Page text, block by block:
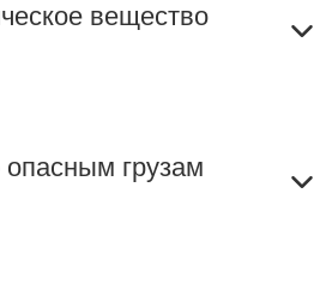
вещество
грузам